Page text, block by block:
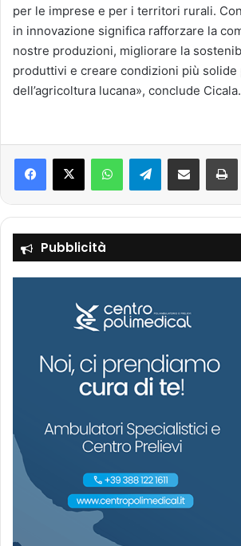
per le imprese e per i territori rurali.
in innovazione significa rafforzare la
nostre produzioni, migliorare la
produttivi e creare condizioni più
dell’agricoltura lucana», conclude Cicala.
Telegram
Pubblicità